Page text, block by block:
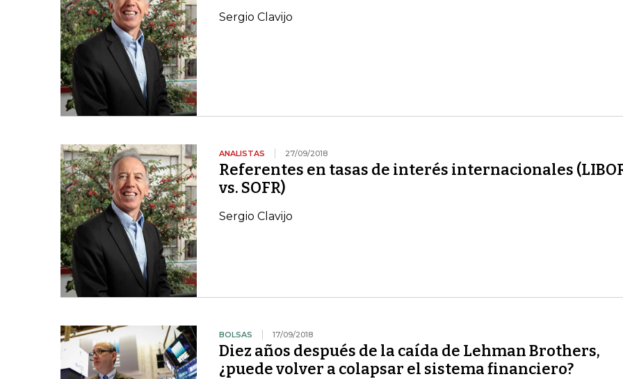
Sergio Clavijo
ANALISTAS 27/09/2018
Referentes en tasas de interés internacionales
vs. SOFR)
Sergio Clavijo
BOLSAS 17/09/2018
Diez años después de la caída de Lehman Brothers,
¿puede volver a colapsar el sistema financiero?